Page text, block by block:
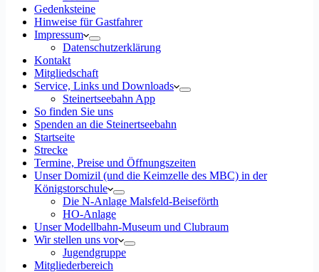
Gedenksteine
Hinweise für Gastfahrer
Impressum
Datenschutzerklärung
Kontakt
Mitgliedschaft
Service, Links und Downloads
Steinertseebahn App
So finden Sie uns
Spenden an die Steinertseebahn
Startseite
Strecke
Termine, Preise und Öffnungszeiten
Unser Domizil (und die Keimzelle des MBC) in der
Königstorschule
Die N-Anlage Malsfeld-Beiseförth
HO-Anlage
Unser Modellbahn-Museum und Clubraum
Wir stellen uns vor
Jugendgruppe
Mitgliederbereich